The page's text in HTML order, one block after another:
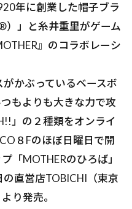
年に創業した帽子ブラ
）」と糸井重里がゲーム
』のコラボレーシ
がかぶっているベースボ
もよりも大きな力で攻
」の２種類をオンライ
８Fのほぼ日曜日で開
「MOTHERのひろば」
の直営店TOBICHI（東京
り発売。